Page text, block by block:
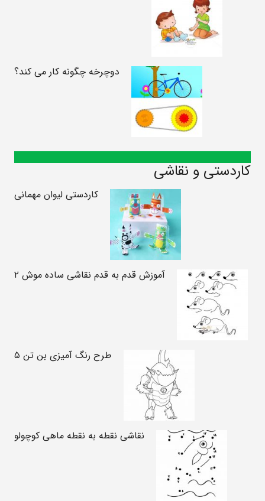
دوچرخه چگونه کار می کند؟
کاردستی و نقاشی
کاردستی لیوان مهمانی
آموزش قدم به قدم نقاشی ساده موش ۲
طرح رنگ آمیزی بن تن ۵
نقاشی نقطه به نقطه ماهی کوچولو